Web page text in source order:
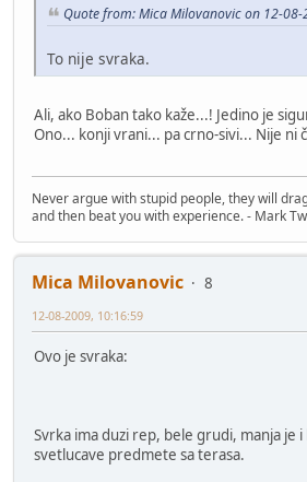
Quote from: Mica Milovanovic on 12-
To nije svraka.
Ali, ako Boban tako kaže...! Jedino je
Ono... konji vrani... pa crno-sivi... Nije ni
Never argue with stupid people, they will
and then beat you with experience. - Mark
Mica Milovanovic
8
12-08-2009, 10:16:59
Ovo je svraka:
Svrka ima duzi rep, bele grudi, manja je i
svetlucave predmete sa terasa.